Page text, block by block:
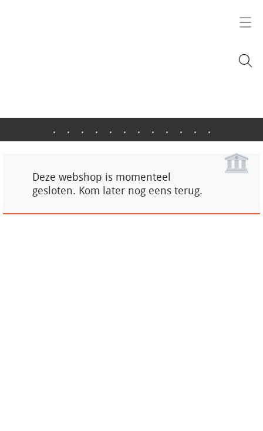
. . . . . . . . . . . .
Deze webshop is momenteel
gesloten. Kom later nog eens terug.